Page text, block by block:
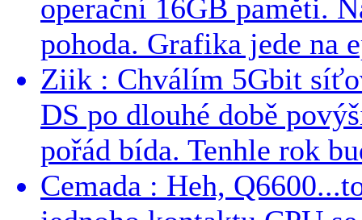
operační 16GB paměti.
pohoda. Grafika jede na
Ziik : Chválím 5Gbit
DS po dlouhé době
pořád bída. Tenhle rok
Cemada : Heh,